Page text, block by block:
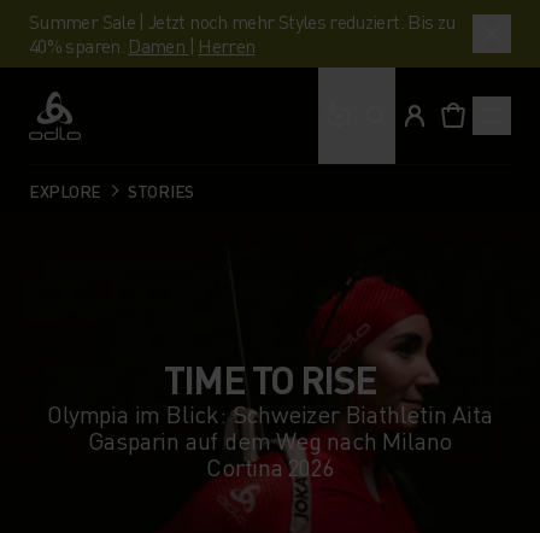
Summer Sale | Jetzt noch mehr Styles reduziert. Bis zu
40% sparen. Damen | Herren
Odlo
EXPLORE STORIES
TIME TO RISE
Olympia im Blick: Schweizer Biathletin Aita
Gasparin auf dem Weg nach Milano
Cortina 2026